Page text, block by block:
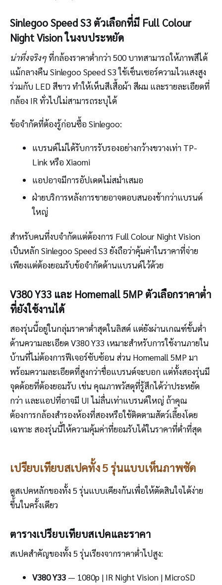
Sinlegoo Speed S3 ตัวเลือกที่มี Full Colour
Night Vision ในงบประหยัด
น่าทึ่งจริงๆที่กล้องราคาต่ำกว่า 500 บาทสามารถให้ภาพสีได้
แม้กลางคืน Sinlegoo Speed S3 ใช้เซ็นเซอร์ความไวแสงสูง
ร่วมกับ LED สีขาว ทำให้เห็นสีเสื้อผ้า สีผม และรายละเอียดที่
กล้อง IR ทั่วไปไม่สามารถระบุได้
ข้อจำกัดที่ต้องรู้ก่อนซื้อ Sinlegoo:
แบรนด์ไม่ได้รับการรับรองอย่างกว้างขวางเท่า TP-
Link หรือ Xiaomi
แอปอาจมีการอัปเดตไม่สม่ำเสมอ
ฝ่ายบริการหลังการขายอาจตอบสนองช้ากว่าแบรนด์
ใหญ่
สำหรับคนที่งบจำกัดแต่ต้องการ Full Colour Night Vision
เป็นหลัก Sinlegoo Speed S3 ยังถือว่าคุ้มค่าในราคาที่จ่าย
เพียงแต่ต้องยอมรับข้อจำกัดด้านแบรนด์ไว้ด้วย
V380 Y33 และ Homemall 5MP ตัวเลือกราคาต่ำ
ที่ยังใช้งานได้
สองรุ่นนี้อยู่ในกลุ่มราคาต่ำสุดในลิสต์ แต่ยังผ่านเกณฑ์ขั้นต่ำ
ด้านความละเอียด V380 Y33 เหมาะสำหรับการใช้งานภายใน
บ้านที่ไม่ต้องการฟีเจอร์ซับซ้อน ส่วน Homemall 5MP มา
พร้อมความละเอียดที่สูงกว่าชื่อแบรนด์จะบอก แต่ทั้งสองรุ่นมี
จุดด้อยที่ต้องยอมรับ เช่น คุณภาพวัสดุที่รู้สึกได้ว่าประหยัด
กว่า และแอปที่อาจมี UI ไม่ลื่นเท่าแบรนด์ใหญ่ ถ้าคุณ
ต้องการกล้องสำรองห้องที่สองหรือใช้ติดตามสัตว์เลี้ยงโดย
เฉพาะ สองรุ่นนี้ให้ความคุ้มค่าที่ยอมรับได้ในราคาที่ต่ำที่สุด
เปรียบเทียบสเปคทั้ง 5 รุ่นแบบเห็นภาพชัด
ดูสเปคหลักของทั้ง 5 รุ่นแบบเคียงกันเพื่อให้ตัดสินใจได้ง่าย
ขึ้นในครั้งเดียว
ตารางเปรียบเทียบสเปคและราคา
สเปคสำคัญของทั้ง 5 รุ่นเรียงจากราคาต่ำไปสูง:
V380 Y33— 1080p | IR Night Vision | MicroSD